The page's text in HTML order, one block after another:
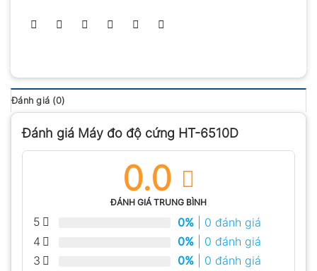
Đánh giá (0)
Đánh giá Máy đo độ cứng HT-6510D
0.0
ĐÁNH GIÁ TRUNG BÌNH
5 0% | 0 đánh giá
4
0% | 0 đánh giá
3
0% | 0 đánh giá